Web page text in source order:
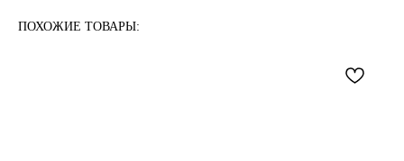
ПОХОЖИЕ ТОВАРЫ: